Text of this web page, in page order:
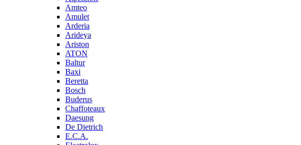
Amteo
Amulet
Arderia
Arideya
Ariston
ATON
Baltur
Baxi
Beretta
Bosch
Buderus
Chaffoteaux
Daesung
De Dietrich
E.C.A.